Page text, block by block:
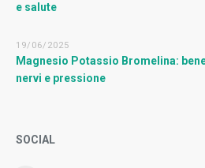
e salute
19/06/2025
Magnesio Potassio Bromelina:
nervi e pressione
SOCIAL